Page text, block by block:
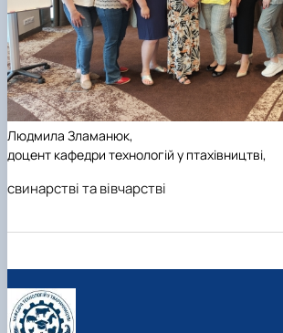
Людмила Зламанюк,
доцент кафедри технологій у птахівництві,
свинарстві та вівчарстві